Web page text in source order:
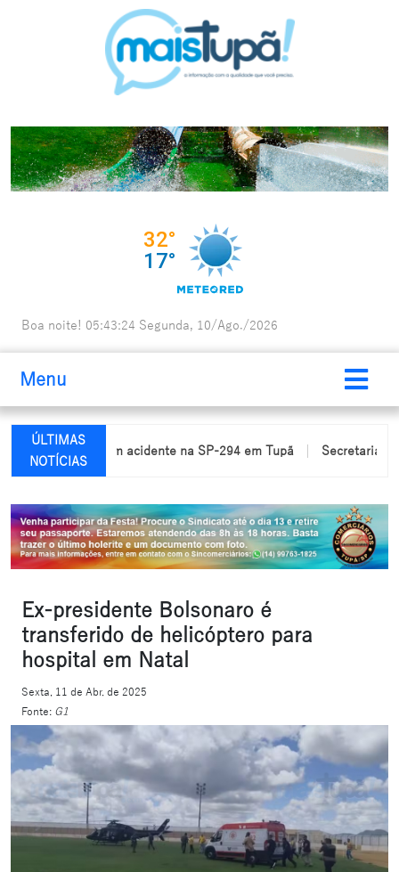
Boa noite! 05:43:26 Segunda, 10/Ago./2026
Menu
ÚLTIMAS
NOTÍCIAS
feridas em acidente na SP-294 em Tupã Secretaria de
Ex-presidente Bolsonaro é
transferido de helicóptero para
hospital em Natal
Sexta, 11 de Abr. de 2025
Fonte: G1